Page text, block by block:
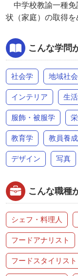
中学校教諭一種免
状（家庭）の取得を
こんな学問
社会学 地域社会
インテリア 生
服飾・被服学
教育学 教員養成
デザイン 写真
こんな職種
シェフ・料理人
フードアナリスト
フードスタイリスト